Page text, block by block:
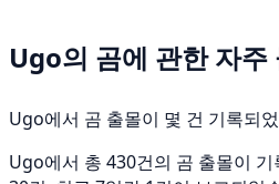
Ugo의 곰에 관한 자주
Ugo에서 곰 출몰이 몇 건 기록되
Ugo에서 총 430건의 곰 출몰이